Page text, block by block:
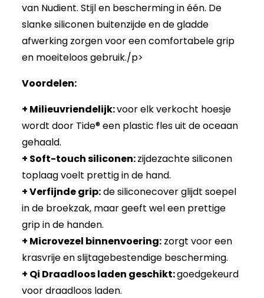
van Nudient. Stijl en bescherming in één. De
slanke siliconen buitenzijde en de gladde
afwerking zorgen voor een comfortabele grip
en moeiteloos gebruik./p>
Voordelen:
+ Milieuvriendelijk:voor elk verkocht hoesje
wordt door Tide® een plastic fles uit de oceaan
gehaald.
+ Soft-touch siliconen:zijdezachte siliconen
toplaag voelt prettig in de hand.
+ Verfijnde grip:de siliconecover glijdt soepel
in de broekzak, maar geeft wel een prettige
grip in de handen.
+ Microvezel binnenvoering: zorgt voor een
krasvrije en slijtagebestendige bescherming.
+ Qi Draadloos laden geschikt:goedgekeurd
voor draadloos laden.